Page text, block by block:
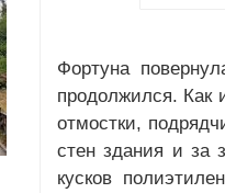
Фортуна
продолжился. Как
отмостки,
стен здания и за
кусков